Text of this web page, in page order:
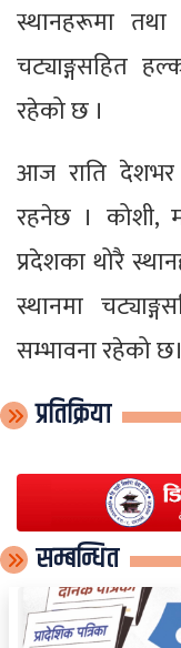
स्थानहरूमा
चट्याङ्गसहित
रहेको छ ।
आज राति
रहनेछ । कोशी,
प्रदेशका थोरै
स्थानमा
सम्भावना रहेको छ।
प्रतिक्रिया
सम्बन्धित